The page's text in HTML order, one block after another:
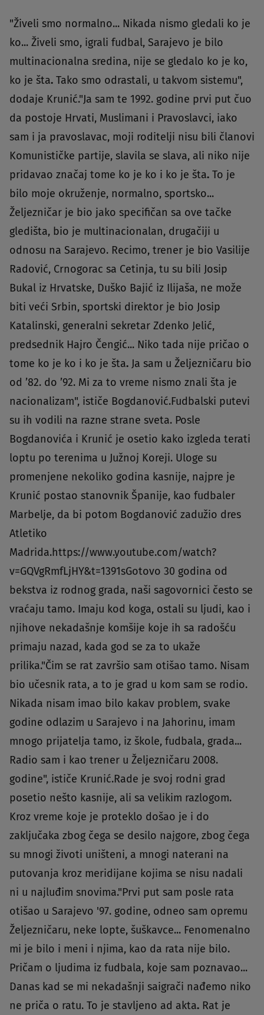
"Živeli smo normalno... Nikada nismo gledali ko je
ko... Živeli smo, igrali fudbal, Sarajevo je bilo
multinacionalna sredina, nije se gledalo ko je ko,
ko je šta. Tako smo odrastali, u takvom sistemu",
dodaje Krunić."Ja sam te 1992. godine prvi put čuo
da postoje Hrvati, Muslimani i Pravoslavci, iako
sam i ja pravoslavac, moji roditelji nisu bili članovi
Komunističke partije, slavila se slava, ali niko nije
pridavao značaj tome ko je ko i ko je šta. To je
bilo moje okruženje, normalno, sportsko...
Željezničar je bio jako specifičan sa ove tačke
gledišta, bio je multinacionalan, drugačiji u
odnosu na Sarajevo. Recimo, trener je bio Vasilije
Radović, Crnogorac sa Cetinja, tu su bili Josip
Bukal iz Hrvatske, Duško Bajić iz Ilijaša, ne može
biti veći Srbin, sportski direktor je bio Josip
Katalinski, generalni sekretar Zdenko Jelić,
predsednik Hajro Čengić... Niko tada nije pričao o
tome ko je ko i ko je šta. Ja sam u Željezničaru bio
od ’82. do ’92. Mi za to vreme nismo znali šta je
nacionalizam", ističe Bogdanović.Fudbalski putevi
su ih vodili na razne strane sveta. Posle
Bogdanovića i Krunić je osetio kako izgleda terati
loptu po terenima u Južnoj Koreji. Uloge su
promenjene nekoliko godina kasnije, najpre je
Krunić postao stanovnik Španije, kao fudbaler
Marbelje, da bi potom Bogdanović zadužio dres
Atletiko
Madrida.https://www.youtube.com/watch?
v=GQVgRmfLjHY&t=1391sGotovo 30 godina od
bekstva iz rodnog grada, naši sagovornici često se
vraćaju tamo. Imaju kod koga, ostali su ljudi, kao i
njihove nekadašnje komšije koje ih sa radošću
primaju nazad, kada god se za to ukaže
prilika."Čim se rat završio sam otišao tamo. Nisam
bio učesnik rata, a to je grad u kom sam se rodio.
Nikada nisam imao bilo kakav problem, svake
godine odlazim u Sarajevo i na Jahorinu, imam
mnogo prijatelja tamo, iz škole, fudbala, grada...
Radio sam i kao trener u Željezničaru 2008.
godine", ističe Krunić.Rade je svoj rodni grad
posetio nešto kasnije, ali sa velikim razlogom.
Kroz vreme koje je proteklo došao je i do
zaključaka zbog čega se desilo najgore, zbog čega
su mnogi životi uništeni, a mnogi naterani na
putovanja kroz meridijane kojima se nisu nadali
ni u najluđim snovima."Prvi put sam posle rata
otišao u Sarajevo '97. godine, odneo sam opremu
Željezničaru, neke lopte, šuškavce... Fenomenalno
mi je bilo i meni i njima, kao da rata nije bilo.
Pričam o ljudima iz fudbala, koje sam poznavao...
Danas kad se mi nekadašnji saigrači nađemo niko
ne priča o ratu. To je stavljeno ad akta. Rat je